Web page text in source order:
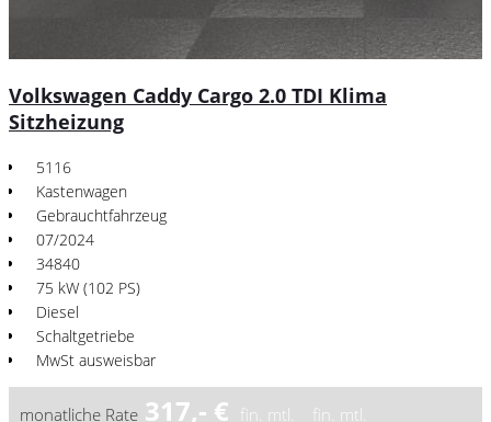
Volkswagen Caddy Cargo 2.0 TDI Klima
Sitzheizung
5116
Kastenwagen
Gebrauchtfahrzeug
07/2024
34840
75 kW (102 PS)
Diesel
Schaltgetriebe
MwSt ausweisbar
monatliche Rate 317,- € fin. mtl. fin. mtl.